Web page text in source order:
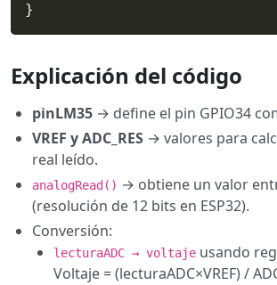
}
Explicación del código
pinLM35 → define el pin GPIO34
VREF y ADC_RES → valores para
real leído.
analogRead() → obtiene un valor
(resolución de 12 bits en ESP32).
Conversión:
lecturaADC → voltaje usando
Voltaje = (lecturaADC×VREF) /